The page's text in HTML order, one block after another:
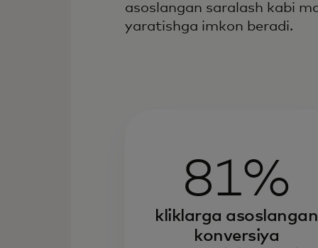
asoslangan saralash kabi
yaratishga imkon beradi.
81%
kliklarga asoslangan
konversiya